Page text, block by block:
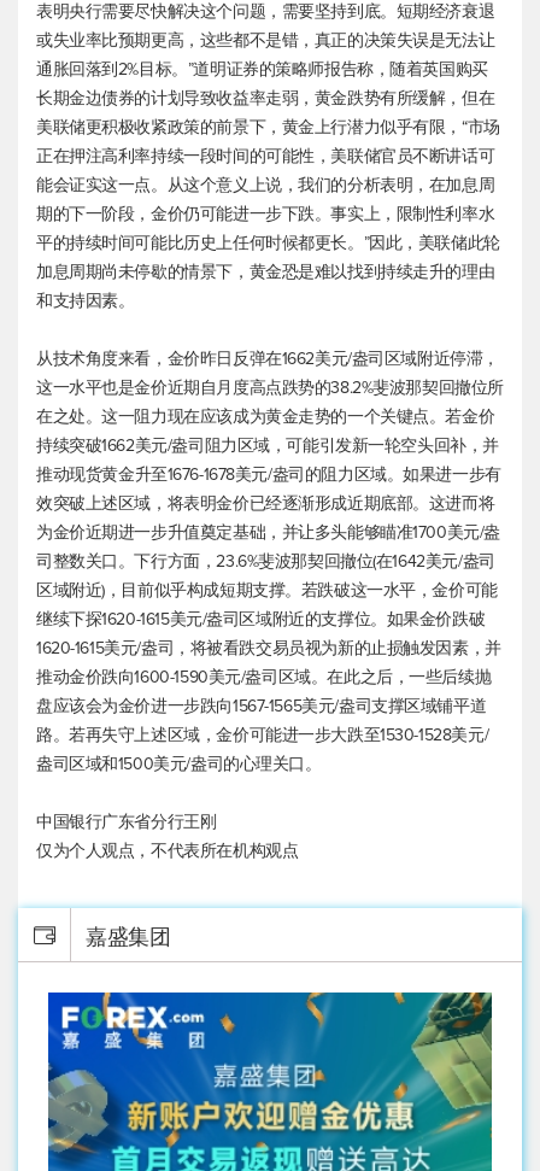
表明央行需要尽快解决这个问题，需要坚持到底。短期经济衰退
或失业率比预期更高，这些都不是错，真正的决策失误是无法让
通胀回落到2%目标。”道明证券的策略师报告称，随着英国购买
长期金边债券的计划导致收益率走弱，黄金跌势有所缓解，但在
美联储更积极收紧政策的前景下，黄金上行潜力似乎有限，“市场
正在押注高利率持续一段时间的可能性，美联储官员不断讲话可
能会证实这一点。从这个意义上说，我们的分析表明，在加息周
期的下一阶段，金价仍可能进一步下跌。事实上，限制性利率水
平的持续时间可能比历史上任何时候都更长。”因此，美联储此轮
加息周期尚未停歇的情景下，黄金恐是难以找到持续走升的理由
和支持因素。
从技术角度来看，金价昨日反弹在1662美元/盎司区域附近停滞，
这一水平也是金价近期自月度高点跌势的38.2%斐波那契回撤位所
在之处。这一阻力现在应该成为黄金走势的一个关键点。若金价
持续突破1662美元/盎司阻力区域，可能引发新一轮空头回补，并
推动现货黄金升至1676-1678美元/盎司的阻力区域。如果进一步有
效突破上述区域，将表明金价已经逐渐形成近期底部。这进而将
为金价近期进一步升值奠定基础，并让多头能够瞄准1700美元/盎
司整数关口。下行方面，23.6%斐波那契回撤位(在1642美元/盎司
区域附近)，目前似乎构成短期支撑。若跌破这一水平，金价可能
继续下探1620-1615美元/盎司区域附近的支撑位。如果金价跌破
1620-1615美元/盎司，将被看跌交易员视为新的止损触发因素，并
推动金价跌向1600-1590美元/盎司区域。在此之后，一些后续抛
盘应该会为金价进一步跌向1567-1565美元/盎司支撑区域铺平道
路。若再失守上述区域，金价可能进一步大跌至1530-1528美元/
盎司区域和1500美元/盎司的心理关口。
中国银行广东省分行王刚
仅为个人观点，不代表所在机构观点
嘉盛集团